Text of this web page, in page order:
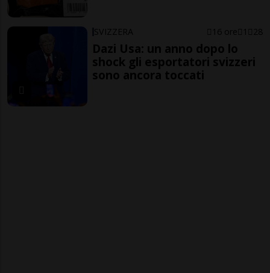
SVIZZERA 16 ore 1 28
Dazi Usa: un anno dopo lo
shock gli esportatori svizzeri
sono ancora toccati